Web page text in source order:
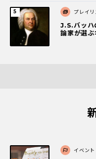
プレイリ
J.S.バッハ
論家が選
イベント